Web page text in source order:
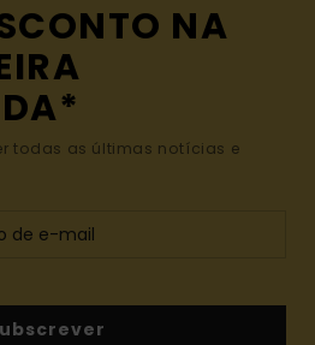
NA
todas as últimas notícias e